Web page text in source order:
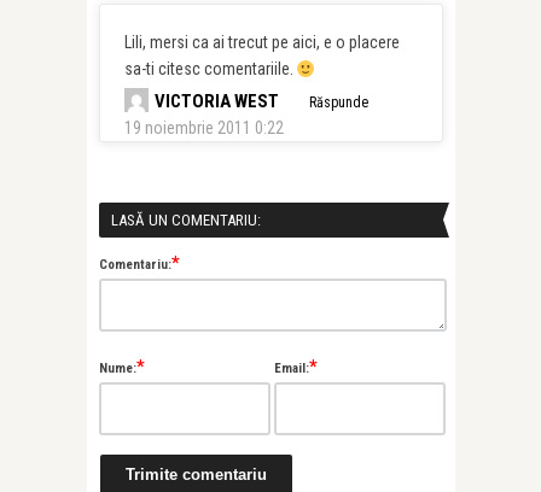
Lili, mersi ca ai trecut pe aici, e o placere
sa-ti citesc comentariile.
VICTORIA WEST
19 noiembrie 2011 0:22
Răspunde
LASĂ UN COMENTARIU:
Comentariu:*
Nume:* Email:*